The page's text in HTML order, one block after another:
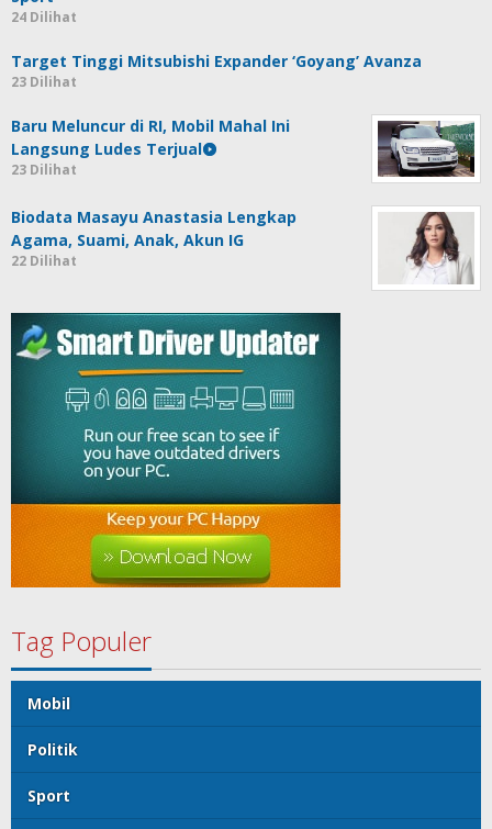
24 Dilihat
Target Tinggi Mitsubishi Expander ‘Goyang’ Avanza
23 Dilihat
Baru Meluncur di RI, Mobil Mahal Ini
Langsung Ludes Terjual
23 Dilihat
Biodata Masayu Anastasia Lengkap
Agama, Suami, Anak, Akun IG
22 Dilihat
Tag Populer
Mobil
Politik
Sport